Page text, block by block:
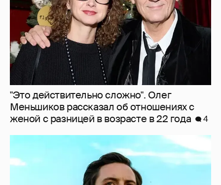
"Это действительно сложно". Олег
Меньшиков рассказал об отношениях с
женой с разницей в возрасте в 22 года
4